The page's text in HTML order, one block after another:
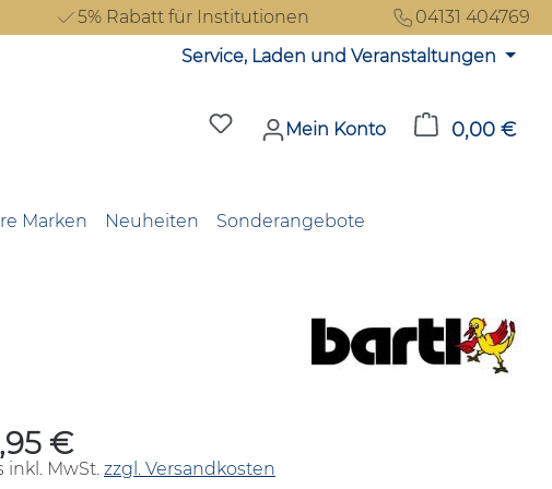
5% Rabatt für Institutionen
04131 404769
Service, Laden und Veranstaltungen
Du hast 0 Produkte auf dem
Mein Konto 0,00 €
Marken Neuheiten Sonderangebote
Preis:
€
inkl. MwSt. zzgl. Versandkosten